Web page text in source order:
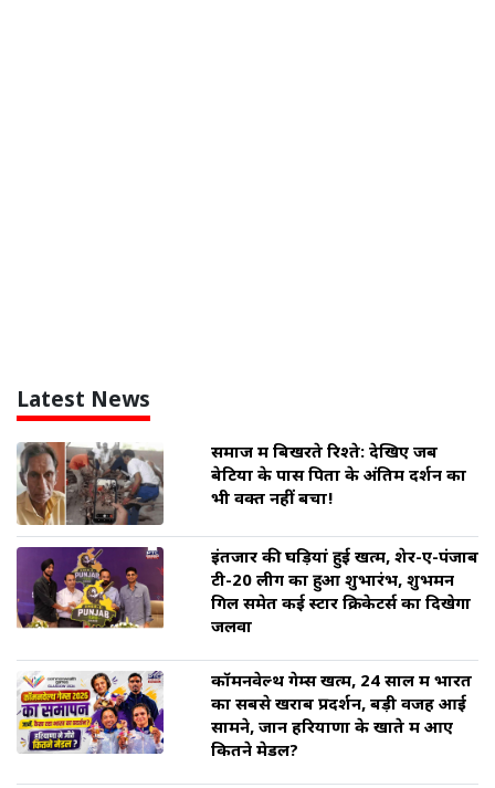
Latest News
समाज में बिखरते रिश्ते: देखिए जब
बेटियों के पास पिता के अंतिम दर्शन का
भी वक्त नहीं बचा!
इंतजार की घड़ियां हुई खत्म, शेर-ए-पंजाब
टी-20 लीग का हुआ शुभारंभ, शुभमन
गिल समेत कई स्टार क्रिकेटर्स का दिखेगा
जलवा
कॉमनवेल्थ गेम्स खत्म, 24 साल में भारत
का सबसे खराब प्रदर्शन, बड़ी वजह आई
सामने, जानें हरियाणा के खाते में आए
कितने मेडल?